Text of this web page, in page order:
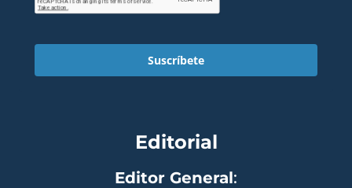
Suscríbete
Editorial
Editor General: